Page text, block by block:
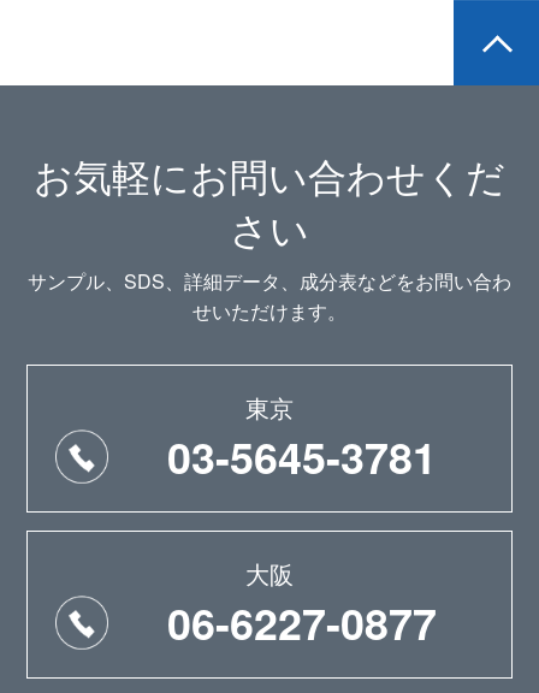
お気軽にお問い合わせくだ
さい
サンプル、SDS、詳細データ、成分表などをお問い合わ
せいただけます。
東京
03-5645-3781
大阪
06-6227-0877